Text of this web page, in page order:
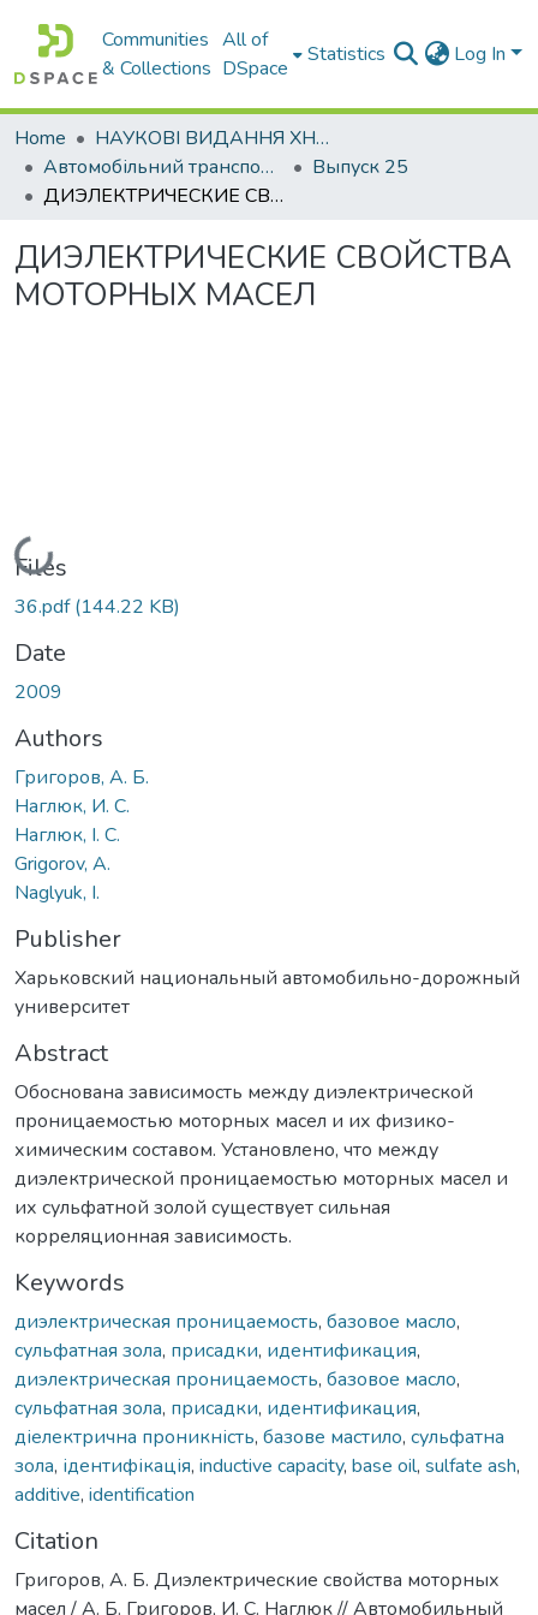
Communities
& Collections
All of
DSpace
Statistics Log In
Home
НАУКОВІ ВИДАННЯ ХНАДУ
Автомобільний транспорт / Автомобильный транспорт
Выпуск 25
ДИЭЛЕКТРИЧЕСКИЕ СВОЙСТВА МОТОРНЫХ МАСЕЛ
ДИЭЛЕКТРИЧЕСКИЕ СВОЙСТВА
МОТОРНЫХ МАСЕЛ
Loading...
Files
36.pdf(144.22 KB)
Date
2009
Authors
Григоров, А. Б.
Наглюк, И. С.
Наглюк, І. С.
Grigorov, A.
Naglyuk, I.
Publisher
Харьковский национальный автомобильно-дорожный
университет
Abstract
Обоснована зависимость между диэлектрической
проницаемостью моторных масел и их физико-
химическим составом. Установлено, что между
диэлектрической проницаемостью моторных масел и
их сульфатной золой существует сильная
корреляционная зависимость.
Keywords
диэлектрическая проницаемость, базовое масло,
сульфатная зола, присадки, идентификация,
диэлектрическая проницаемость, базовое масло,
сульфатная зола, присадки, идентификация,
діелектрична проникність, базове мастило, сульфатна
зола, ідентифікація, inductive capacity, base oil, sulfate ash,
additive, identification
Citation
Григоров, А. Б. Диэлектрические свойства моторных
масел / А. Б. Григоров, И. С. Наглюк // Автомобильный